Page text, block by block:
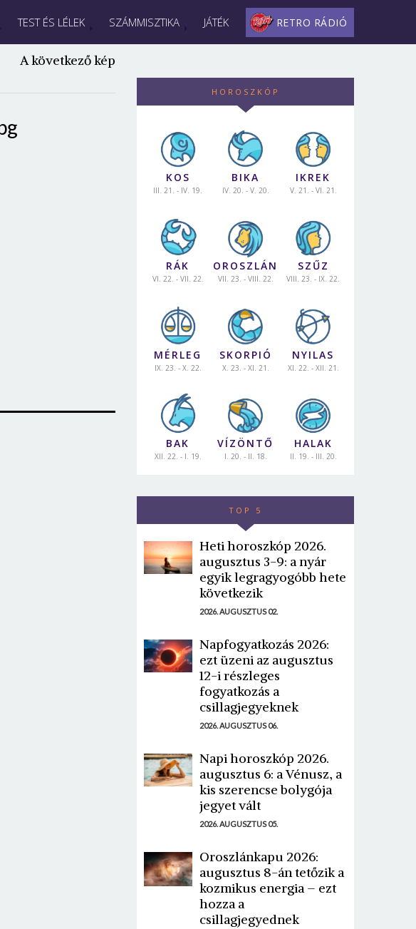
TEST ÉS LÉLEK SZÁMMISZTIKA JÁTÉK RETRO RÁDIÓ
A következő kép
HOROSZKÓP
KOS
III. 21. - IV. 19.
BIKA
IV. 20. - V. 20.
IKREK
V. 21. - VI. 21.
RÁK
VI. 22. - VII. 22.
OROSZLÁN
VII. 23. - VIII. 22.
SZŰZ
VIII. 23. - IX. 22.
MÉRLEG
IX. 23. - X. 22.
SKORPIÓ
X. 23. - XI. 21.
NYILAS
XI. 22. - XII. 21.
BAK
XII. 22. - I. 19.
VÍZÖNTŐ
I. 20. - II. 18.
HALAK
II. 19. - III. 20.
TOP 5
Heti horoszkóp 2026.
augusztus 3-9: a nyár
egyik legragyogóbb hete
következik
2026. AUGUSZTUS 02.
Napfogyatkozás 2026:
ezt üzeni az augusztus
12-i részleges
fogyatkozás a
csillagjegyeknek
2026. AUGUSZTUS 06.
Napi horoszkóp 2026.
augusztus 6: a Vénusz, a
kis szerencse bolygója
jegyet vált
2026. AUGUSZTUS 05.
Oroszlánkapu 2026:
augusztus 8-án tetőzik a
kozmikus energia – ezt
hozza a
csillagjegyednek